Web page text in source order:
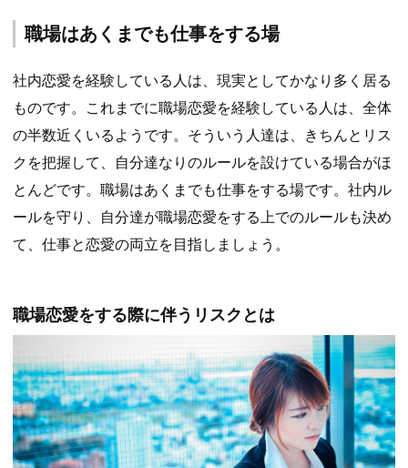
職場はあくまでも仕事をする場
社内恋愛を経験している人は、現実としてかなり多く居る
ものです。これまでに職場恋愛を経験している人は、全体
の半数近くいるようです。そういう人達は、きちんとリス
クを把握して、自分達なりのルールを設けている場合がほ
とんどです。職場はあくまでも仕事をする場です。社内ル
ールを守り、自分達が職場恋愛をする上でのルールも決め
て、仕事と恋愛の両立を目指しましょう。
職場恋愛をする際に伴うリスクとは